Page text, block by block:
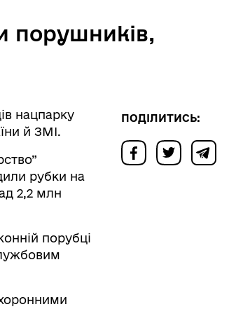
порушників,
нацпарку
й ЗМІ.
рубки на
2,2 млн
порубці
ПОДІЛИТИСЬ: